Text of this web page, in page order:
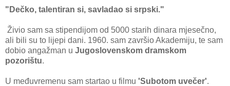
"Dečko, talentiran si, savladao si srpski."
Živio sam sa stipendijom od 5000 starih dinara mjesečno,
ali bili su to lijepi dani. 1960. sam završio Akademiju, te sam
dobio angažman u Jugoslovenskom dramskom
pozorištu.
U međuvremenu sam startao u filmu 'Subotom uvečer'.